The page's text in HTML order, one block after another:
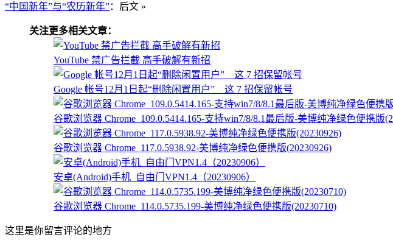
“中国新年”与“农历新年”：后文 »
关注更多相关文章：
YouTube 禁广告拦截 高手破解有新招
Google 帐号12月1日起“删除闲置用户” 这 7 招保留帐号
谷歌浏览器 Chrome_109.0.5414.165-支持win7/8/8.1最后版-美博纯净绿色便携版
谷歌浏览器 Chrome_117.0.5938.92-美博纯净绿色便携版(20230926)
安卓(Android)手机_自由门VPN1.4（20230906）
谷歌浏览器 Chrome_114.0.5735.199-美博纯净绿色便携版(20230710)
这里是你留言评论的地方